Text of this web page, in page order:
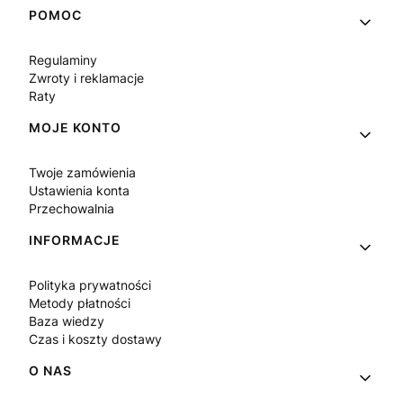
Linki w stopce
POMOC
Regulaminy
Zwroty i reklamacje
Raty
MOJE KONTO
Twoje zamówienia
Ustawienia konta
Przechowalnia
INFORMACJE
Polityka prywatności
Metody płatności
Baza wiedzy
Czas i koszty dostawy
O NAS